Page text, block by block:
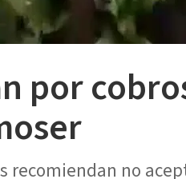
por
recomiendan no